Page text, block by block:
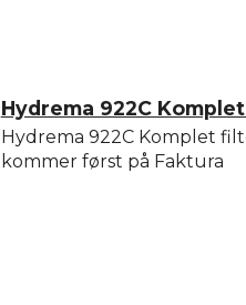
Hydrema 922C
Hydrema 922C Komplet
kommer først på Faktura